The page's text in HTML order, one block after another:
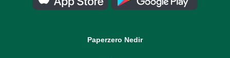
Paperzero Nedir